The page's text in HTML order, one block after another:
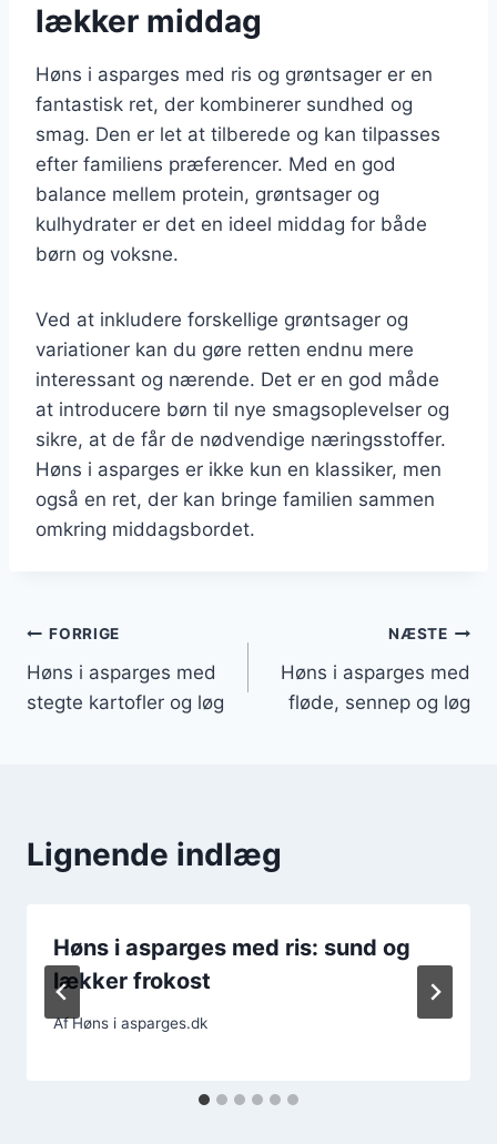
lækker middag
Høns i asparges med ris og grøntsager er en
fantastisk ret, der kombinerer sundhed og
smag. Den er let at tilberede og kan tilpasses
efter familiens præferencer. Med en god
balance mellem protein, grøntsager og
kulhydrater er det en ideel middag for både
børn og voksne.
Ved at inkludere forskellige grøntsager og
variationer kan du gøre retten endnu mere
interessant og nærende. Det er en god måde
at introducere børn til nye smagsoplevelser og
sikre, at de får de nødvendige næringsstoffer.
Høns i asparges er ikke kun en klassiker, men
også en ret, der kan bringe familien sammen
omkring middagsbordet.
Indlægsnavigation
FORRIGE
Høns i asparges med
stegte kartofler og løg
NÆSTE
Høns i asparges med
fløde, sennep og løg
Lignende indlæg
Høns i asparges med ris: sund og
lækker frokost
AfHøns i asparges.dk